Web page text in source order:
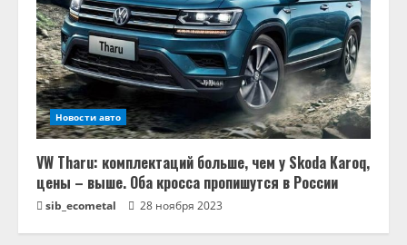
Новости авто
VW Tharu: комплектаций больше, чем у Skoda Karoq,
цены – выше. Оба кросса пропишутся в России
sib_ecometal 28 ноября 2023